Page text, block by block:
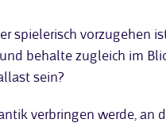
spielerisch vorzugehen
behalte zugleich im
sein?
verbringen werde, an